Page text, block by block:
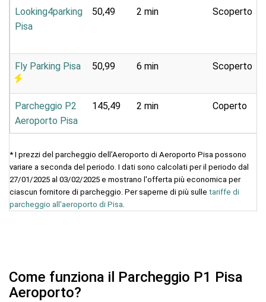
Looking4parking
Pisa
50,49 2 min Scoperto
Fly Parking Pisa 50,99 6 min Scoperto
Parcheggio P2
Aeroporto Pisa
145,49 2 min Coperto
* I prezzi del parcheggio dell’Aeroporto di Aeroporto Pisa possono
variare a seconda del periodo. I dati sono calcolati per il periodo dal
27/01/2025 al 03/02/2025 e mostrano l'offerta più economica per
ciascun fornitore di parcheggio. Per saperne di più sulle tariffe di
parcheggio all'aeroporto di Pisa.
Come funziona il Parcheggio P1 Pisa
Aeroporto?